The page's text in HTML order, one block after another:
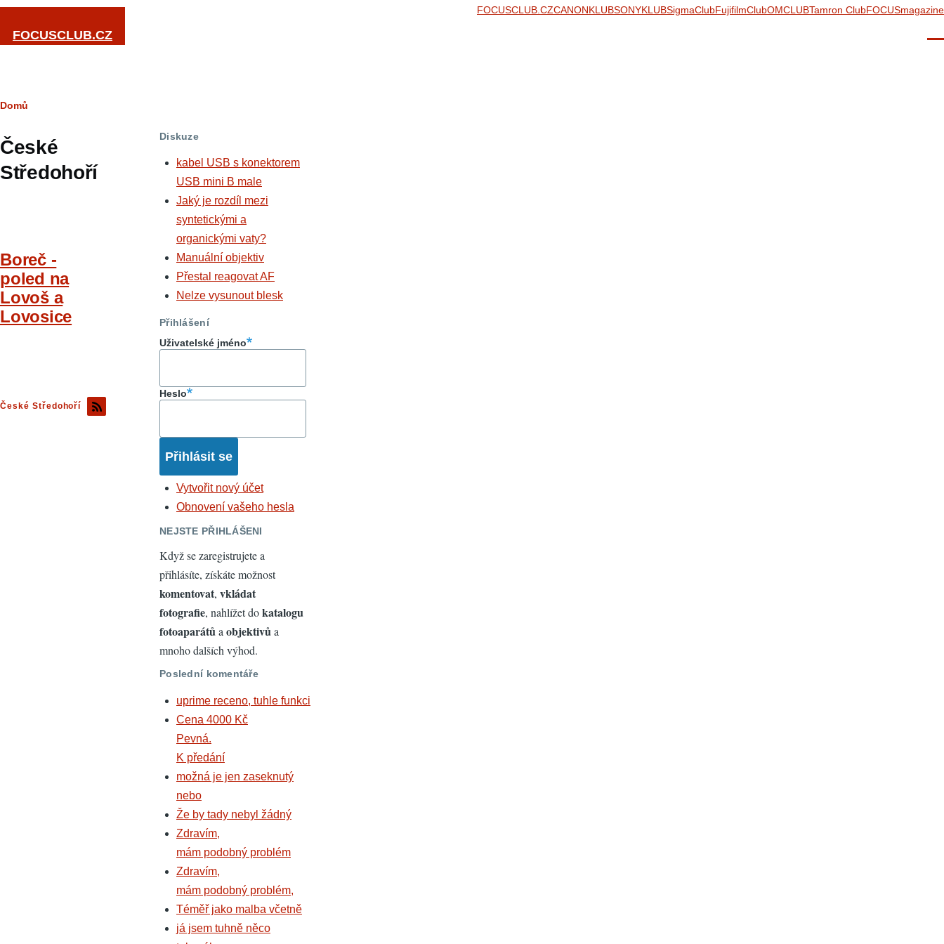
Přejít k hlavnímu obsahu
FOCUSCLUB.CZ
FOCUSCLUB.CZCANONKLUBSONYKLUBSigmaClubFujifilmClubOMCLUBTamron ClubFOCUSmagazine
Drobečková
navigace
Domů
České
Středohoří
Boreč -
poled na
Lovoš a
Lovosice
České Středohoří
Diskuze
kabel USB s konektorem
USB mini B male
Jaký je rozdíl mezi
syntetickými a
organickými vaty?
Manuální objektiv
Přestal reagovat AF
Nelze vysunout blesk
Přihlášení
Uživatelské jméno
Heslo
Vytvořit nový účet
Obnovení vašeho hesla
NEJSTE PŘIHLÁŠENI
Když se zaregistrujete a
přihlásíte, získáte možnost
komentovat, vkládat
fotografie, nahlížet dokatalogu
fotoaparátůa objektivůa
mnoho dalších výhod.
Poslední komentáře
uprime receno, tuhle funkci
Cena 4000 Kč
Pevná.
K předání
možná je jen zaseknutý
nebo
Že by tady nebyl žádný
Zdravím,
mám podobný problém
Zdravím,
mám podobný problém,
Téměř jako malba včetně
já jsem tuhně něco